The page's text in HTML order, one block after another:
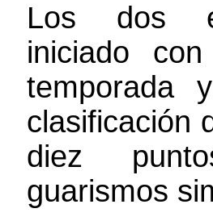
Los dos
iniciado
temporada
clasificación
diez
guarismos